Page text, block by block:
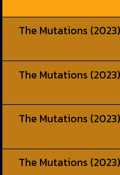
The Mutations
The Mutations
The Mutations
The Mutations